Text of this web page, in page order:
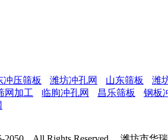
冲压筛板 潍坊冲孔网 山东筛板 潍
网加工 临朐冲孔网 昌乐筛板 钢板